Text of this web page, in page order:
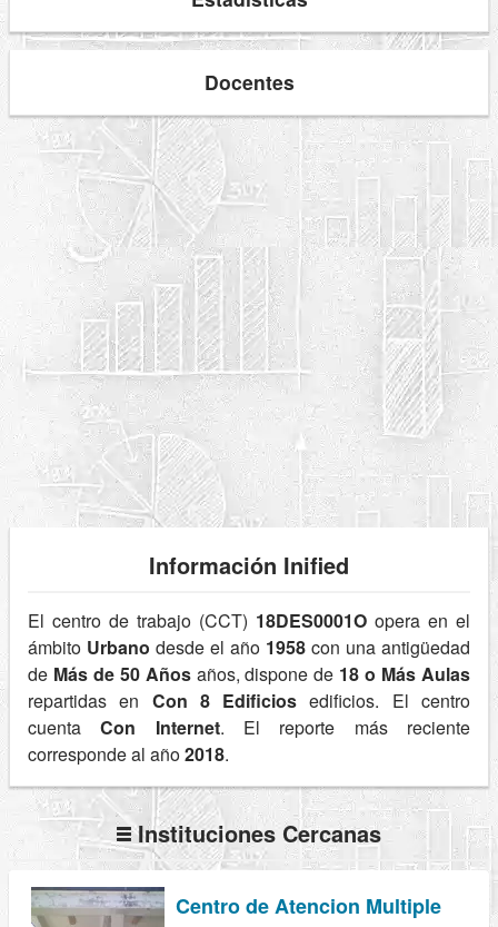
Docentes
Información Inified
El centro de trabajo (CCT) 18DES0001O opera en el
ámbito Urbano desde el año 1958 con una antigüedad
de Más de 50 Añosaños, dispone de 18 o Más Aulas
repartidas en Con 8 Edificios edificios. El centro
cuentaCon Internet. El reporte más reciente
corresponde al año2018.
Instituciones Cercanas
Centro de Atencion Multiple